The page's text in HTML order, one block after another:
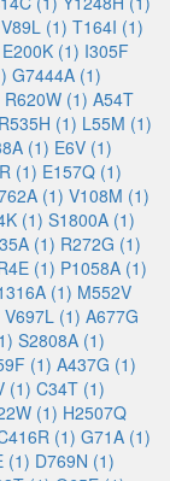
V89L (1) T164I (1)
E200K (1) I305F
G7444A (1)
R620W (1) A54T
R535H (1) L55M (1)
(1) E6V (1)
(1) E157Q (1)
(1) V108M (1)
(1) S1800A (1)
(1) R272G (1)
(1) P1058A (1)
(1) M552V
V697L (1) A677G
S2808A (1)
(1) A437G (1)
(1) C34T (1)
(1) H2507Q
(1) G71A (1)
(1) D769N (1)